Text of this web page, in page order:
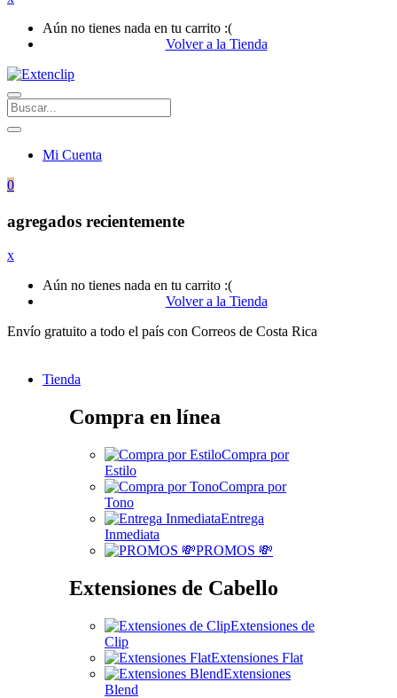
Aún no tienes nada en tu carrito :(
Volver a la Tienda
Mi Cuenta
0
agregados recientemente
x
Aún no tienes nada en tu carrito :(
Volver a la Tienda
Envío gratuito a todo el país con Correos de Costa Rica
Tienda
Compra en línea
Compra por
Estilo
Compra por
Tono
Entrega
Inmediata
PROMOS 💸
Extensiones de Cabello
Extensiones de
Clip
Extensiones Flat
Extensiones
Blend